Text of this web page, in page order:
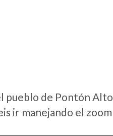
pueblo de Pontón Alto
ir manejando el zoom